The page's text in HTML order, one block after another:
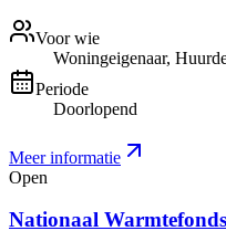
Voor wie
Woningeigenaar,
Periode
Doorlopend
Meer informatie
Open
Nationaal